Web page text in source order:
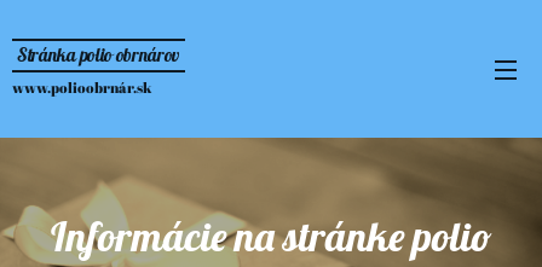
Stránka polio obrnárov
www.polioobrnár.sk
Informácie na stránke polio